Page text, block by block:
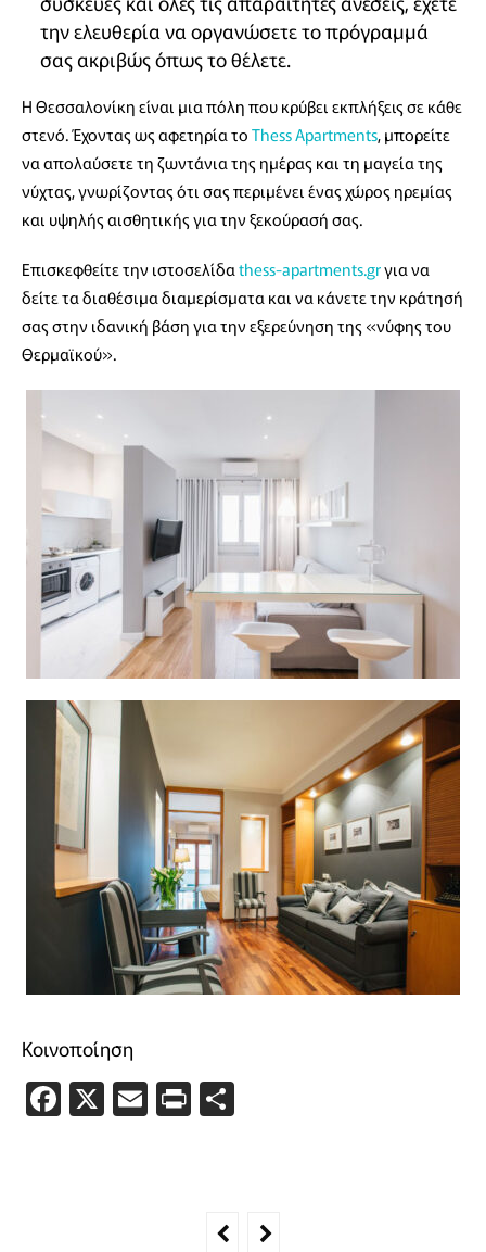
την ελευθερία να οργανώσετε το πρόγραμμά
σας ακριβώς όπως το θέλετε.
Η Θεσσαλονίκη είναι μια πόλη που κρύβει εκπλήξεις σε κάθε
στενό. Έχοντας ως αφετηρία τοThess Apartments, μπορείτε
να απολαύσετε τη ζωντάνια της ημέρας και τη μαγεία της
νύχτας, γνωρίζοντας ότι σας περιμένει ένας χώρος ηρεμίας
και υψηλής αισθητικής για την ξεκούρασή σας.
Επισκεφθείτε την ιστοσελίδαthess-apartments.grγια να
δείτε τα διαθέσιμα διαμερίσματα και να κάνετε την κράτησή
σας στην ιδανική βάση για την εξερεύνηση της «νύφης του
Θερμαϊκού».
Κοινοποίηση
Facebook
X EmailPrintFriendly